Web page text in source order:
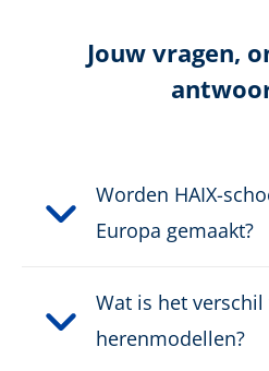
Gewicht per schoen:
Jouw vragen,
Worden HAIX-
Europa gemaakt?
Wat is het
herenmodellen?